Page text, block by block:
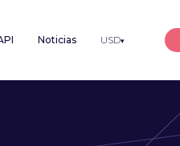
Noticias USD▾